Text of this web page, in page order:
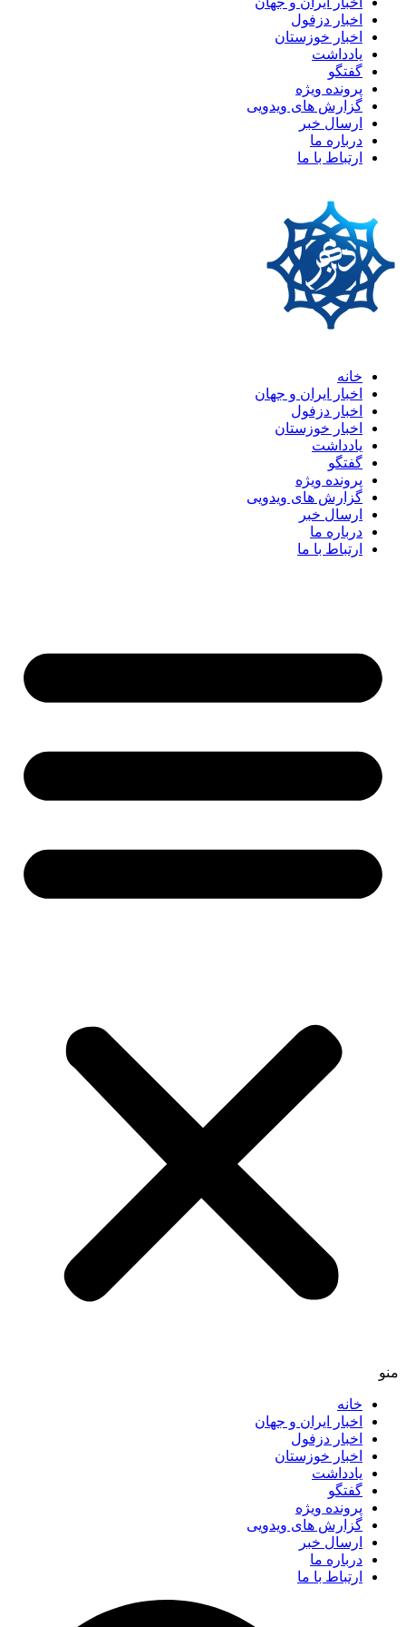
اخبار دزفول
اخبار خوزستان
یادداشت
گفتگو
پرونده ویژه
گزارش های ویدویی
ارسال خبر
درباره ما
ارتباط با ما
خانه
اخبار ایران و جهان
اخبار دزفول
اخبار خوزستان
یادداشت
گفتگو
پرونده ویژه
گزارش های ویدویی
ارسال خبر
درباره ما
ارتباط با ما
خانه
اخبار ایران و جهان
اخبار دزفول
اخبار خوزستان
یادداشت
گفتگو
پرونده ویژه
گزارش های ویدویی
ارسال خبر
درباره ما
ارتباط با ما